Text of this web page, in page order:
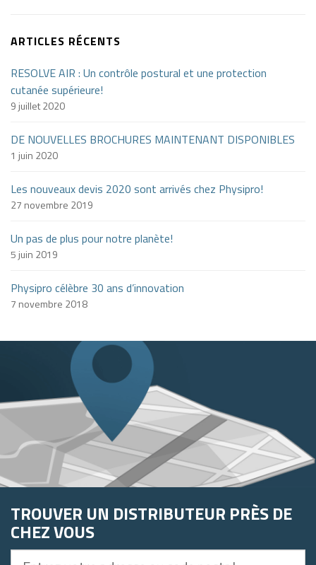
ARTICLES RÉCENTS
RESOLVE AIR : Un contrôle postural et une protection
cutanée supérieure!
9 juillet 2020
DE NOUVELLES BROCHURES MAINTENANT DISPONIBLES
1 juin 2020
Les nouveaux devis 2020 sont arrivés chez Physipro!
27 novembre 2019
Un pas de plus pour notre planète!
5 juin 2019
Physipro célèbre 30 ans d’innovation
7 novembre 2018
TROUVER UN DISTRIBUTEUR PRÈS DE
CHEZ VOUS